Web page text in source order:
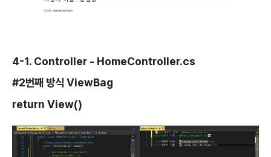
4-1. Controller - HomeController.cs
#2번째 방식 ViewBag
return View()